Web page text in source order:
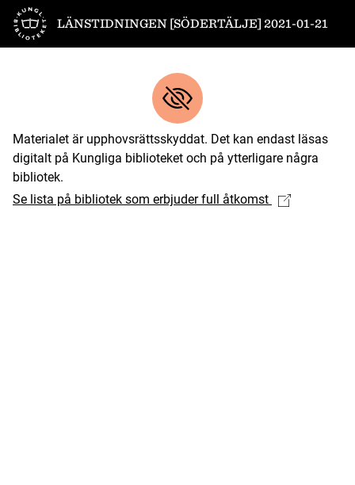
Till startsidan
LÄNSTIDNINGEN [SÖDERTÄLJE] 2021-01-21
Materialet är upphovsrättsskyddat. Det kan endast läsas
digitalt på Kungliga biblioteket och på ytterligare några
bibliotek.
Se lista på bibliotek som erbjuder full åtkomst